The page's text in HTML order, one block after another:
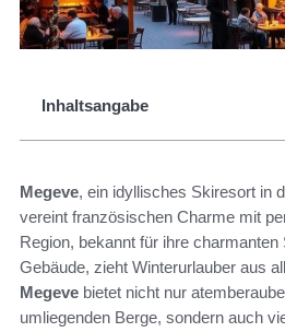
Inhaltsangabe
Megeve, ein idyllisches Skiresort in
vereint französischen Charme mit
Region, bekannt für ihre
Gebäude, zieht Winterurlauber aus
Megeve bietet nicht nur
umliegenden Berge, sondern auch